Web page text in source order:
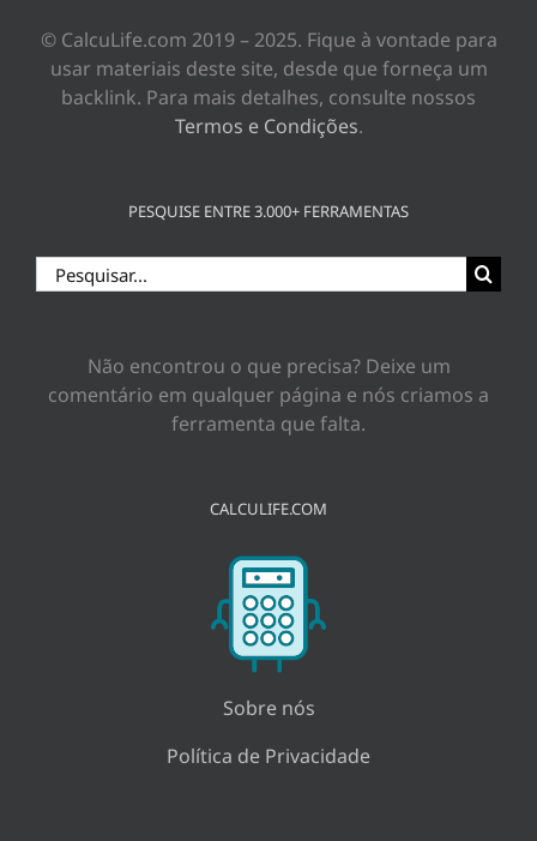
© CalcuLife.com 2019 – 2025. Fique à vontade para
usar materiais deste site, desde que forneça um
backlink. Para mais detalhes, consulte nossos
Termos e Condições.
PESQUISE ENTRE 3.000+ FERRAMENTAS
Buscar
resultados
Não encontrou o que precisa? Deixe um
comentário em qualquer página e nós criamos a
ferramenta que falta.
CALCULIFE.COM
Sobre nós
Política de Privacidade